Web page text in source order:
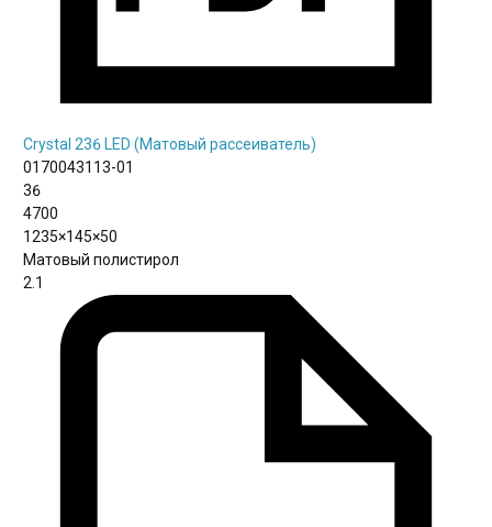
Crystal 236 LED (Матовый рассеиватель)
0170043113-01
36
4700
1235×145×50
Матовый полистирол
2.1